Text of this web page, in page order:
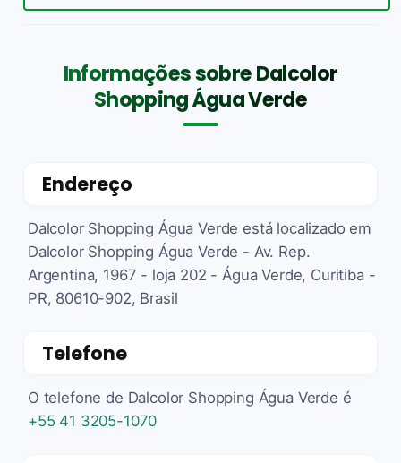
Informações sobre Dalcolor
Shopping Água Verde
Endereço
Dalcolor Shopping Água Verde está localizado em
Dalcolor Shopping Água Verde - Av. Rep.
Argentina, 1967 - loja 202 - Água Verde, Curitiba -
PR, 80610-902, Brasil
Telefone
O telefone de Dalcolor Shopping Água Verde é
+55 41 3205-1070